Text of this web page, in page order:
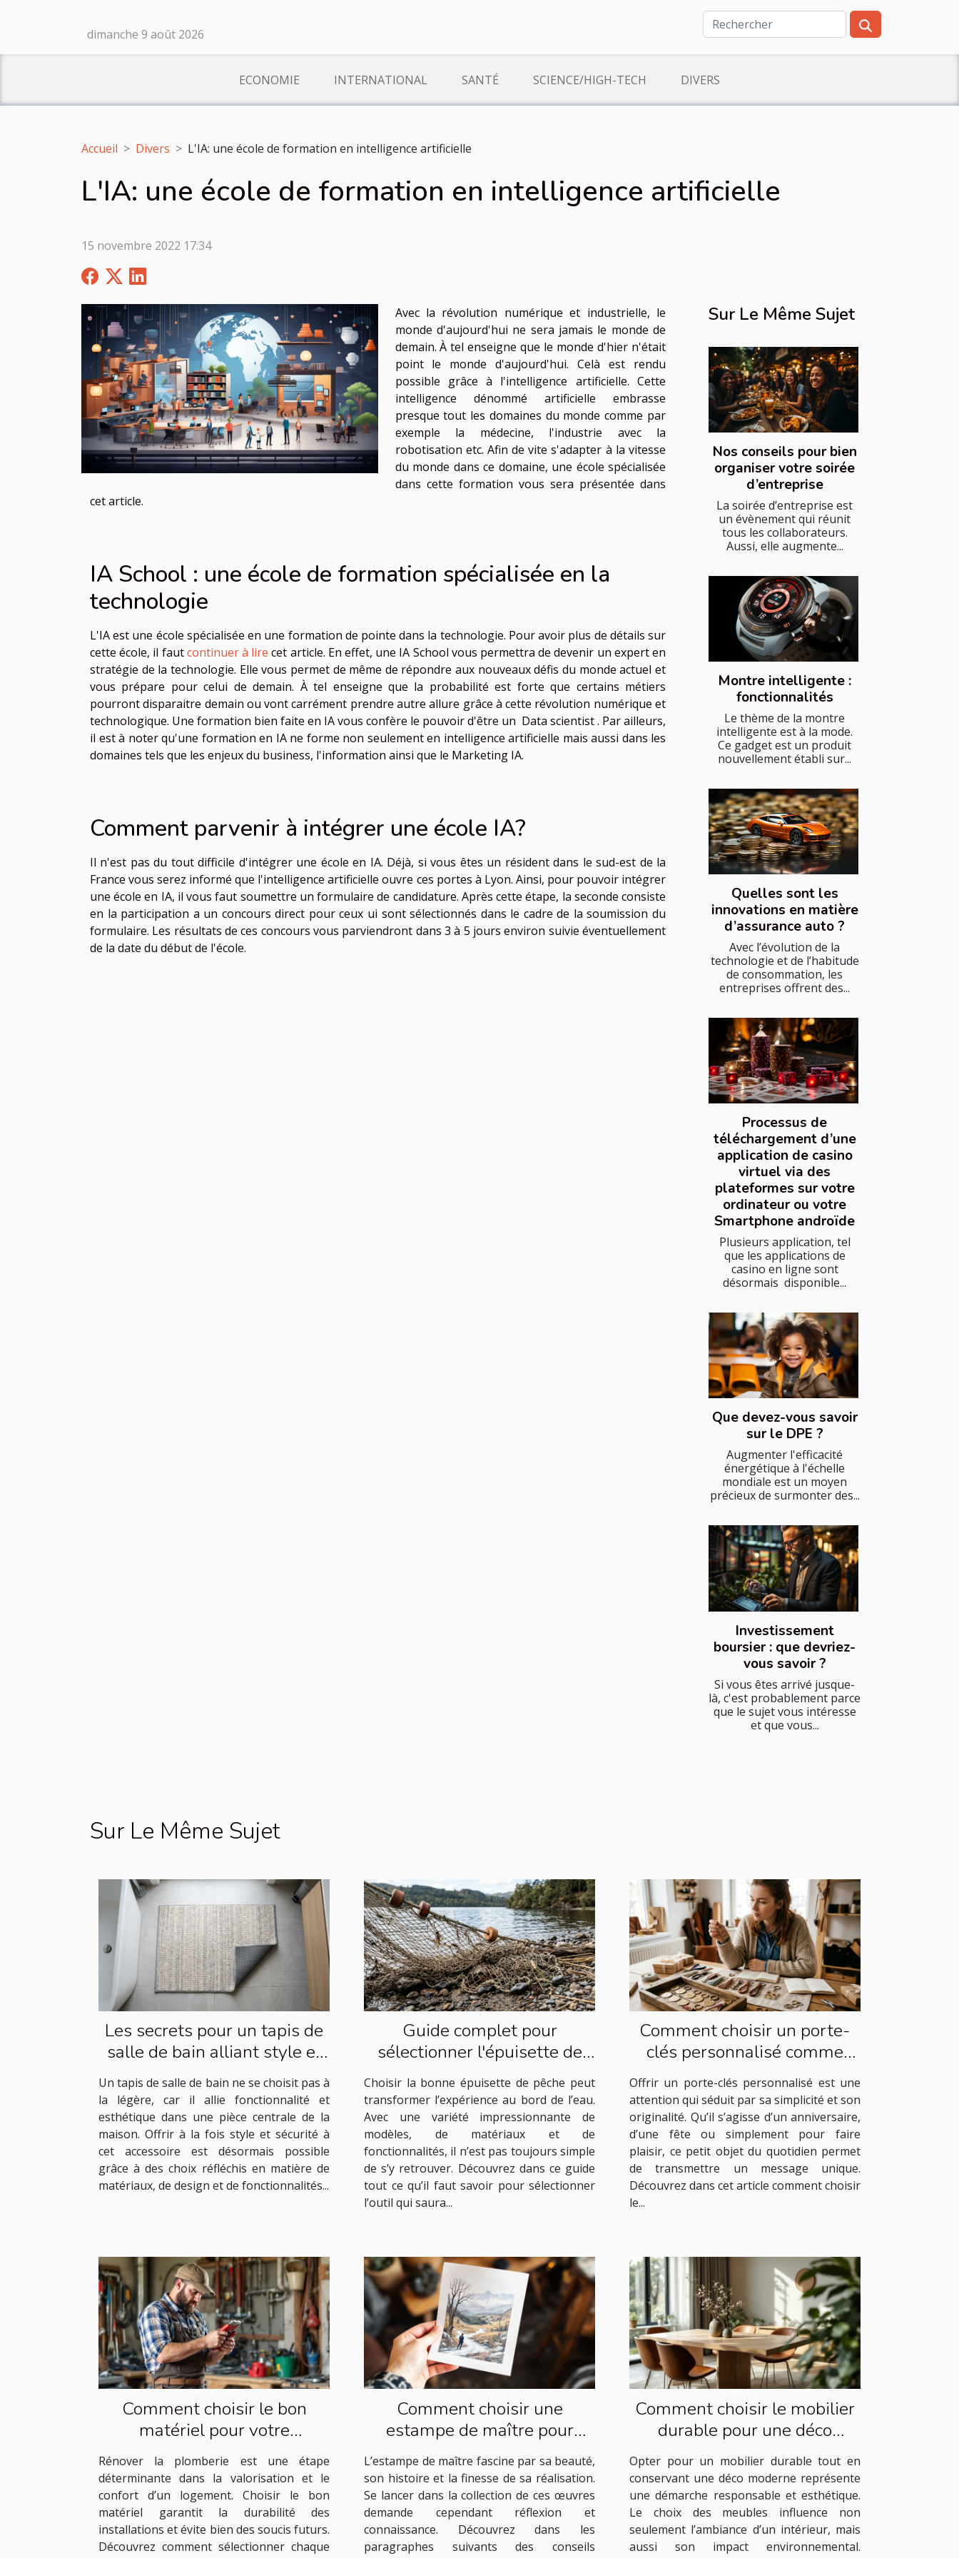
dimanche 9 août 2026
ECONOMIE INTERNATIONAL SANTÉ SCIENCE/HIGH-TECH DIVERS
Accueil Divers L'IA: une école de formation en intelligence artificielle
L'IA: une école de formation en intelligence artificielle
15 novembre 2022 17:34
Avec la révolution numérique et industrielle, le
monde d'aujourd'hui ne sera jamais le monde de
demain. À tel enseigne que le monde d'hier n'était
point le monde d'aujourd'hui. Celà est rendu
possible grâce à l'intelligence artificielle. Cette
intelligence dénommé artificielle embrasse
presque tout les domaines du monde comme par
exemple la médecine, l'industrie avec la
robotisation etc. Afin de vite s'adapter à la vitesse
du monde dans ce domaine, une école spécialisée
dans cette formation vous sera présentée dans
cet article.
IA School : une école de formation spécialisée en la
technologie
L'IA est une école spécialisée en une formation de pointe dans la technologie. Pour avoir plus de détails sur
cette école, il fautcontinuer à lire cet article. En effet, une IA School vous permettra de devenir un expert en
stratégie de la technologie. Elle vous permet de même de répondre aux nouveaux défis du monde actuel et
vous prépare pour celui de demain. À tel enseigne que la probabilité est forte que certains métiers
pourront disparaitre demain ou vont carrément prendre autre allure grâce à cette révolution numérique et
technologique. Une formation bien faite en IA vous confère le pouvoir d'être un Data scientist . Par ailleurs,
il est à noter qu'une formation en IA ne forme non seulement en intelligence artificielle mais aussi dans les
domaines tels que les enjeux du business, l'information ainsi que le Marketing IA.
Comment parvenir à intégrer une école IA?
Il n'est pas du tout difficile d'intégrer une école en IA. Déjà, si vous êtes un résident dans le sud-est de la
France vous serez informé que l'intelligence artificielle ouvre ces portes à Lyon. Ainsi, pour pouvoir intégrer
une école en IA, il vous faut soumettre un formulaire de candidature. Après cette étape, la seconde consiste
en la participation a un concours direct pour ceux ui sont sélectionnés dans le cadre de la soumission du
formulaire. Les résultats de ces concours vous parviendront dans 3 à 5 jours environ suivie éventuellement
de la date du début de l'école.
Sur Le Même Sujet
Nos conseils pour bien
organiser votre soirée
d’entreprise
La soirée d’entreprise est
un évènement qui réunit
tous les collaborateurs.
Aussi, elle augmente...
Montre intelligente :
fonctionnalités
Le thème de la montre
intelligente est à la mode.
Ce gadget est un produit
nouvellement établi sur...
Quelles sont les
innovations en matière
d’assurance auto ?
Avec l’évolution de la
technologie et de l’habitude
de consommation, les
entreprises offrent des...
Processus de
téléchargement d’une
application de casino
virtuel via des
plateformes sur votre
ordinateur ou votre
Smartphone androïde
Plusieurs application, tel
que les applications de
casino en ligne sont
désormais disponible...
Que devez-vous savoir
sur le DPE ?
Augmenter l'efficacité
énergétique à l'échelle
mondiale est un moyen
précieux de surmonter des...
Investissement
boursier : que devriez-
vous savoir ?
Si vous êtes arrivé jusque-
là, c'est probablement parce
que le sujet vous intéresse
et que vous...
Sur Le Même Sujet
Les secrets pour un tapis de
salle de bain alliant style et
sécurité
Un tapis de salle de bain ne se choisit pas à
la légère, car il allie fonctionnalité et
esthétique dans une pièce centrale de la
maison. Offrir à la fois style et sécurité à
cet accessoire est désormais possible
grâce à des choix réfléchis en matière de
matériaux, de design et de fonctionnalités...
Guide complet pour
sélectionner l'épuisette de
pêche idéale
Choisir la bonne épuisette de pêche peut
transformer l’expérience au bord de l’eau.
Avec une variété impressionnante de
modèles, de matériaux et de
fonctionnalités, il n’est pas toujours simple
de s’y retrouver. Découvrez dans ce guide
tout ce qu’il faut savoir pour sélectionner
l’outil qui saura...
Comment choisir un porte-
clés personnalisé comme
cadeau idéal ?
Offrir un porte-clés personnalisé est une
attention qui séduit par sa simplicité et son
originalité. Qu’il s’agisse d’un anniversaire,
d’une fête ou simplement pour faire
plaisir, ce petit objet du quotidien permet
de transmettre un message unique.
Découvrez dans cet article comment choisir
le...
Comment choisir le bon
matériel pour votre
rénovation de plomberie ?
Rénover la plomberie est une étape
déterminante dans la valorisation et le
confort d’un logement. Choisir le bon
matériel garantit la durabilité des
installations et évite bien des soucis futurs.
Découvrez comment sélectionner chaque
Comment choisir une
estampe de maître pour
débuter sa collection ?
L’estampe de maître fascine par sa beauté,
son histoire et la finesse de sa réalisation.
Se lancer dans la collection de ces œuvres
demande cependant réflexion et
connaissance. Découvrez dans les
paragraphes suivants des conseils
Comment choisir le mobilier
durable pour une déco
moderne ?
Opter pour un mobilier durable tout en
conservant une déco moderne représente
une démarche responsable et esthétique.
Le choix des meubles influence non
seulement l’ambiance d’un intérieur, mais
aussi son impact environnemental.